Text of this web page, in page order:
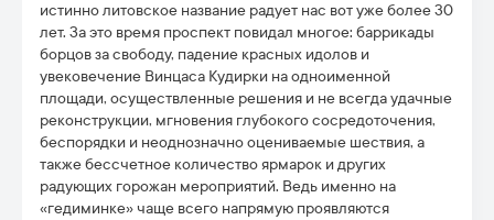
истинно литовское название радует нас вот уже более 30
лет. За это время проспект повидал многое: баррикады
борцов за свободу, падение красных идолов и
увековечение Винцаса Кудирки на одноименной
площади, осуществленные решения и не всегда удачные
реконструкции, мгновения глубокого сосредоточения,
беспорядки и неоднозначно оцениваемые шествия, а
также бессчетное количество ярмарок и других
радующих горожан мероприятий. Ведь именно на
«гедиминке» чаще всего напрямую проявляются